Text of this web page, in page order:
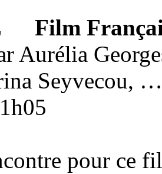
Film
Aurélia
Seyvecou, …
pour ce